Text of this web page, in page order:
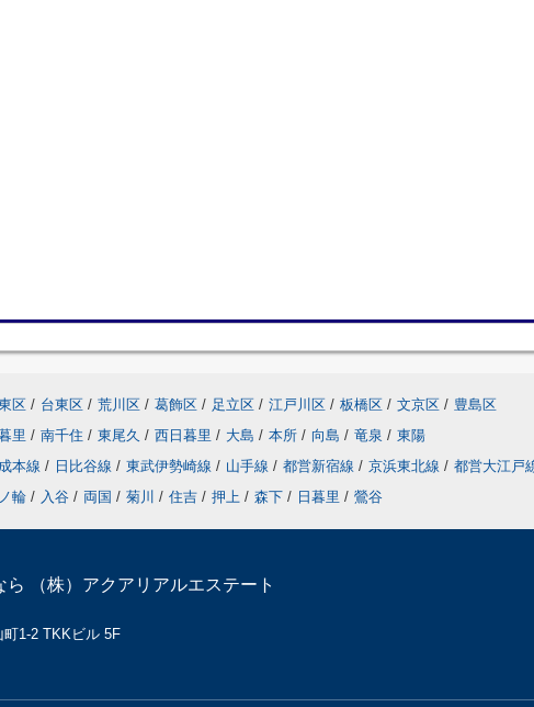
区 / 台東区 / 荒川区 / 葛飾区 / 足立区 / 江戸川区 / 板橋区 / 文京区 / 豊島区
里 / 南千住 / 東尾久 / 西日暮里 / 大島 / 本所 / 向島 / 竜泉 / 東陽
本線 / 日比谷線 / 東武伊勢崎線 / 山手線 / 都営新宿線 / 京浜東北線 / 都営大江戸
輪 / 入谷 / 両国 / 菊川 / 住吉 / 押上 / 森下 / 日暮里 / 鶯谷
（株）アクアリアルエステート
1-2 TKKビル 5F